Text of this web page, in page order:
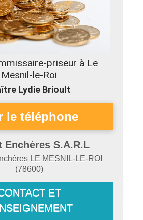
priseur à Le
Mesnil-le-Roi
Lydie Brioult
Enchères S.A.R.L
LE MESNIL-LE-ROI
(78600)
ET